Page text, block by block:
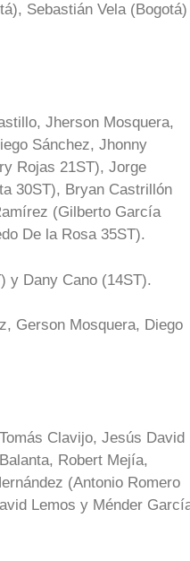
Sebastián Vela (Bogotá)
Jherson Mosquera,
Sánchez, Jhonny
Rojas 21ST), Jorge
30ST), Bryan Castrillón
(Gilberto García
De la Rosa 35ST).
y Dany Cano (14ST).
Gerson Mosquera, Diego
Clavijo, Jesús David
Robert Mejía,
(Antonio Romero
Lemos y Ménder